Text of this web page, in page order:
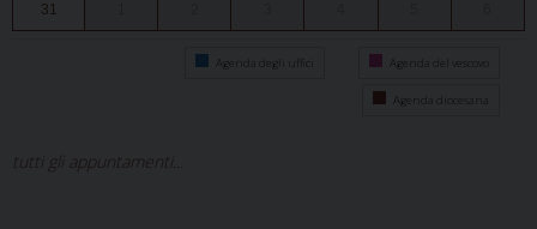
31
Agenda degli uffici Agenda del vescovo
Agenda diocesana
tutti gli appuntamenti...